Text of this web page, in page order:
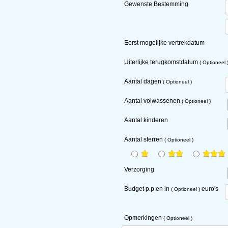
Gewenste Bestemming
Eerst mogelijke vertrekdatum
Uiterlijke terugkomstdatum ( Optioneel )
Aantal dagen ( Optioneel )
Aantal volwassenen ( Optioneel )
Aantal kinderen
Aantal sterren ( Optioneel )
Verzorging
Budgetp.pen in ( Optioneel )euro's
Opmerkingen ( Optioneel )